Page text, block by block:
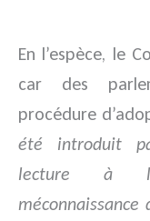
En l’espèce, le
car des
procédure
été introduit
lecture à